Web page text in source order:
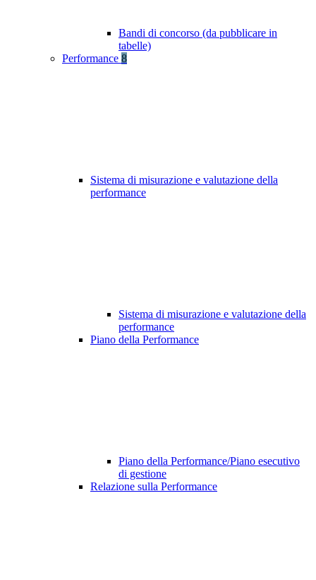
Bandi di concorso (da pubblicare in
tabelle)
Performance 8
Sistema di misurazione e valutazione della
performance
Sistema di misurazione e valutazione della
performance
Piano della Performance
Piano della Performance/Piano esecutivo
di gestione
Relazione sulla Performance